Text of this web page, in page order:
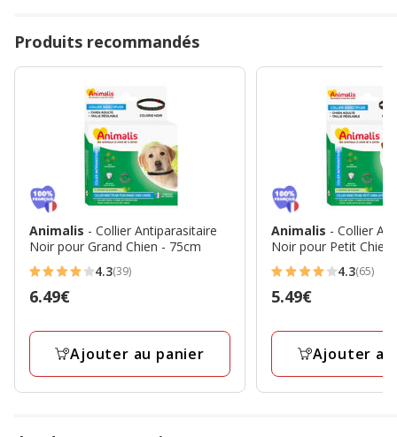
Produits recommandés
Animalis - Collier Antiparasitaire
Noir pour Grand Chien - 75cm
4.3
étoiles
4.3(39)
Prix
6.49€
Ajouter au panier
Animalis - Collier
Noir pour Petit Chien
4.3
étoiles
4.3(65)
Prix
5.49€
Ajouter